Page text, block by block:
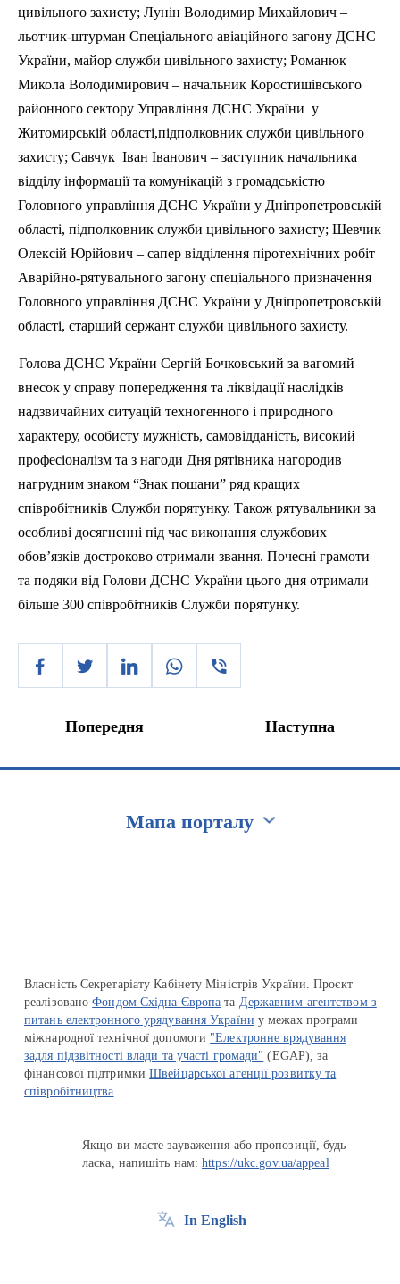
цивільного захисту; Лунін Володимир Михайлович –
льотчик-штурман Спеціального авіаційного загону ДСНС
України, майор служби цивільного захисту; Романюк
Микола Володимирович – начальник Коростишівського
районного сектору Управління ДСНС України у
Житомирській області,підполковник служби цивільного
захисту; Савчук Іван Іванович – заступник начальника
відділу інформації та комунікацій з громадськістю
Головного управління ДСНС України у Дніпропетровській
області, підполковник служби цивільного захисту; Шевчик
Олексій Юрійович – сапер відділення піротехнічних робіт
Аварійно-рятувального загону спеціального призначення
Головного управління ДСНС України у Дніпропетровській
області, старший сержант служби цивільного захисту.
Голова ДСНС України Сергій Бочковський за вагомий
внесок у справу попередження та ліквідації наслідків
надзвичайних ситуацій техногенного і природного
характеру, особисту мужність, самовідданість, високий
професіоналізм та з нагоди Дня рятівника нагородив
нагрудним знаком “Знак пошани” ряд кращих
співробітників Служби порятунку. Також рятувальники за
особливі досягненні під час виконання службових
обов’язків достроково отримали звання. Почесні грамоти
та подяки від Голови ДСНС України цього дня отримали
більше 300 співробітників Служби порятунку.
Попередня Наступна
Мапа порталу
Власність Секретаріату Кабінету Міністрів України. Проєкт
реалізованоФондом Східна Європа та Державним агентством з
питань електронного урядування України у межах програми
міжнародної технічної допомоги "Електронне врядування
задля підзвітності влади та участі громади" (EGAP), за
фінансової підтримкиШвейцарської агенції розвитку та
співробітництва
Якщо ви маєте зауваження або пропозиції, будь
ласка, напишіть нам:https://ukc.gov.ua/appeal
In English